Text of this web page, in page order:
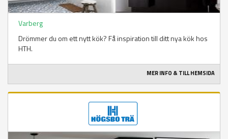
Varberg
Drömmer du om ett nytt kök? Få inspiration till ditt nya kök hos
HTH.
MER INFO & TILL HEMSIDA